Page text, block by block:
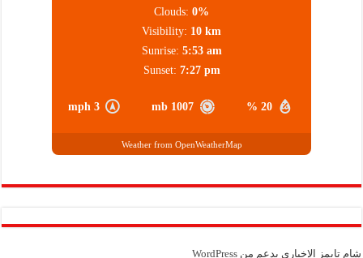
20 %
1007 mb
3 mph
Clouds: 0%
Visibility: 10 km
Sunrise: 5:53 am
Sunset: 7:27 pm
Weather from OpenWeatherMap
شام تايمز الإخباري بدعم منWordPress